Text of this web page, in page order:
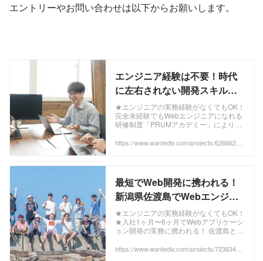
エントリーやお問い合わせは以下からお願いします。
エンジニア経験は不要！時代
に左右されない開発スキルを
身に着けませんか？？ - 株式会
社PRUMのWebエンジニアの
採用 - Wantedly
★エンジニアの実務経験がなくてもOK！
完全未経験でもWebエンジニアになれる
研修制度「PRUMアカデミー」により、
https://www.wantedly.com/projects/626662?p
ost_id=866296&post_location=in_content
最短でWeb開発に携われる！
新潟県佐渡島でWebエンジニ
アに挑戦できます！ - 株式会社
PRUMのWebエンジニアの採
用 - Wantedly
★エンジニアの実務経験がなくてもOK！
★入社1ヶ月〜6ヶ月でWebアプリケーシ
ョン開発の実務に携われる！ 佐渡島とい
https://www.wantedly.com/projects/723634?p
ost_id=866296&post_location=in_content